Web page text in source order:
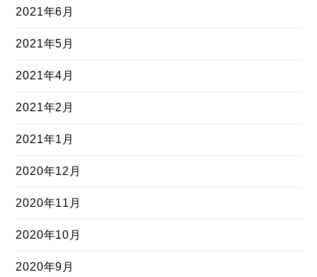
2021年6月
2021年5月
2021年4月
2021年2月
2021年1月
2020年12月
2020年11月
2020年10月
2020年9月